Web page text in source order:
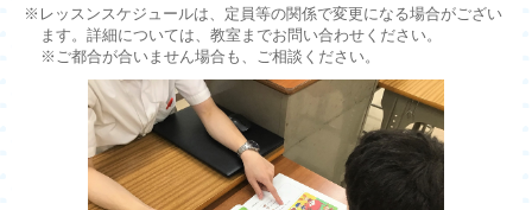
※レッスンスケジュールは、定員等の関係で変更になる場合がござい
ます。詳細については、教室までお問い合わせください。
※ご都合が合いません場合も、ご相談ください。